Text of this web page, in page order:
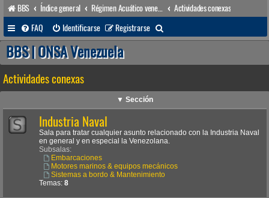
BBS Índice general Régimen Acuático venezolano
Actividades conexas
FAQ
Identificarse Registrarse
u
a
r
BBS | ONSA Venezuela
Actividades conexas
▼ Sección
Industria Naval
Sala para tratar cualquier asunto relacionado con la Industria Naval
en general y en especial la Venezolana.
Subsalas:
Embarcaciones
Motores marinos & equipos mecánicos
Sistemas a bordo & Mantenimiento
Temas: 8